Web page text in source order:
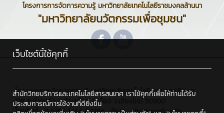
โครงการการจัดการความรู้ มหาวิทยาลัยเทคโนโลยีราชมงคลล้านนา
"มหาวิทยาลัยนวัตกรรมเพื่อชุมชน"
โครงการการจัดการความรู้ มหาวิทยาลัยเทคโนโลยีราชมงคลล้านนา :
128 ถ.ห้วยแก้ว ต.ช้างเผือก อ.เมือง จ.เชียงใหม่ 50300
เว็บไซต์นี้ใช้คุกกี้
สำนักวิทยบริการและเทคโนโลยีสารสนเทศ เราใช้คุกกี้เพื่อให้ท่านได้รับ
ประสบการณ์การใช้งานที่ดียิ่งขึ้น